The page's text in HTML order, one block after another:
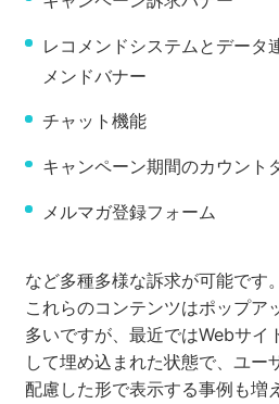
レコメンドシステムとデータ
メンドバナー
チャット機能
キャンペーン期間のカウント
メルマガ登録フォーム
など多種多様な訴求が可能です。
これらのコンテンツはポップア
多いですが、最近ではWebサイ
して埋め込まれた状態で、ユー
配慮した形で表示する事例も増